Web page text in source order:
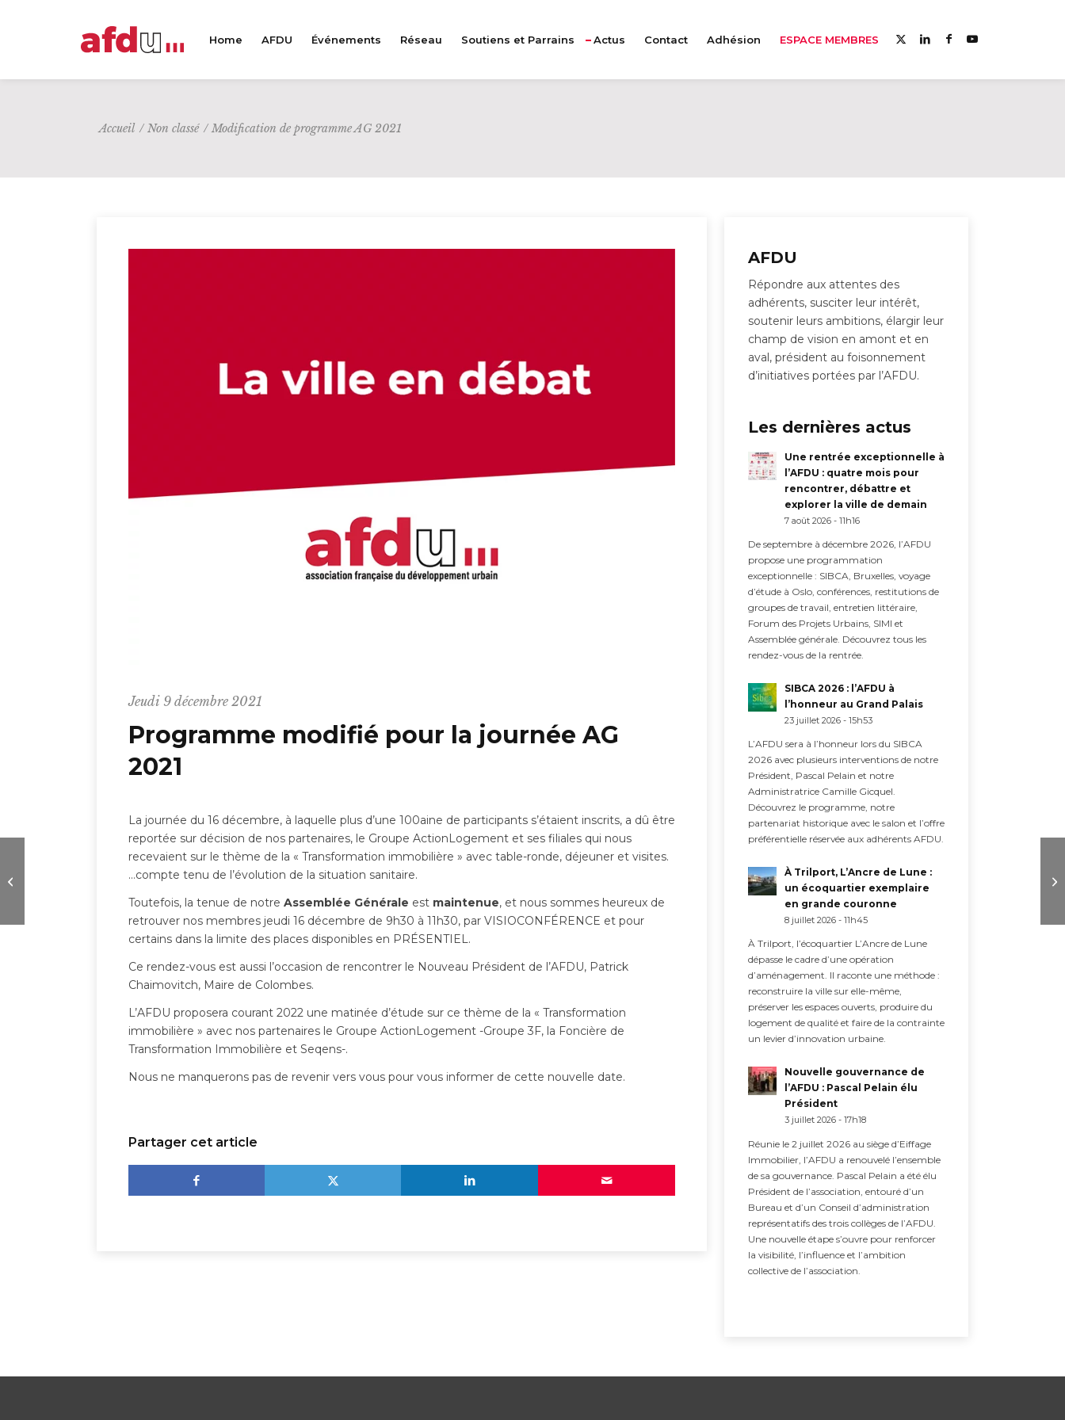
Home AFDU Événements Réseau Soutiens et Parrains Actus Contact Adhésion ESPACE MEMBRES
Accueil / Non classé / Modification de programme AG 2021
Jeudi 9 décembre 2021
Programme modifié pour la journée AG
2021
La journée du 16 décembre, à laquelle plus d’une 100aine de participants s’étaient inscrits, a dû être
reportée sur décision de nos partenaires, le Groupe ActionLogement et ses filiales qui nous
recevaient sur le thème de la « Transformation immobilière » avec table-ronde, déjeuner et visites.
…compte tenu de l’évolution de la situation sanitaire.
Toutefois, la tenue de notre Assemblée Générale est maintenue, et nous sommes heureux de
retrouver nos membres jeudi 16 décembre de 9h30 à 11h30, par VISIOCONFÉRENCE et pour
certains dans la limite des places disponibles en PRÉSENTIEL.
Ce rendez-vous est aussi l’occasion de rencontrer le Nouveau Président de l’AFDU, Patrick
Chaimovitch, Maire de Colombes.
L’AFDU proposera courant 2022 une matinée d’étude sur ce thème de la « Transformation
immobilière » avec nos partenaires le Groupe ActionLogement -Groupe 3F, la Foncière de
Transformation Immobilière et Seqens-.
Nous ne manquerons pas de revenir vers vous pour vous informer de cette nouvelle date.
Partager cet article
AFDU
Répondre aux attentes des
adhérents, susciter leur intérêt,
soutenir leurs ambitions, élargir leur
champ de vision en amont et en
aval, président au foisonnement
d’initiatives portées par l’AFDU.
Les dernières actus
Une rentrée exceptionnelle à
l’AFDU : quatre mois pour
rencontrer, débattre et
explorer la ville de demain
7 août 2026 - 11h16
De septembre à décembre 2026, l’AFDU
propose une programmation
exceptionnelle : SIBCA, Bruxelles, voyage
d’étude à Oslo, conférences, restitutions de
groupes de travail, entretien littéraire,
Forum des Projets Urbains, SIMI et
Assemblée générale. Découvrez tous les
rendez-vous de la rentrée.
SIBCA 2026 : l’AFDU à
l’honneur au Grand Palais
23 juillet 2026 - 15h53
L’AFDU sera à l’honneur lors du SIBCA
2026 avec plusieurs interventions de notre
Président, Pascal Pelain et notre
Administratrice Camille Gicquel.
Découvrez le programme, notre
partenariat historique avec le salon et l’offre
préférentielle réservée aux adhérents AFDU.
À Trilport, L’Ancre de Lune :
un écoquartier exemplaire
en grande couronne
8 juillet 2026 - 11h45
À Trilport, l’écoquartier L’Ancre de Lune
dépasse le cadre d’une opération
d’aménagement. Il raconte une méthode :
reconstruire la ville sur elle-même,
préserver les espaces ouverts, produire du
logement de qualité et faire de la contrainte
un levier d’innovation urbaine.
Nouvelle gouvernance de
l’AFDU : Pascal Pelain élu
Président
3 juillet 2026 - 17h18
Réunie le 2 juillet 2026 au siège d’Eiffage
Immobilier, l’AFDU a renouvelé l’ensemble
de sa gouvernance. Pascal Pelain a été élu
Président de l’association, entouré d’un
Bureau et d’un Conseil d’administration
représentatifs des trois collèges de l’AFDU.
Une nouvelle étape s’ouvre pour renforcer
la visibilité, l’influence et l’ambition
collective de l’association.